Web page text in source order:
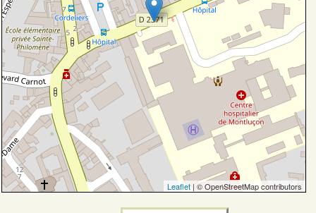
Leaflet | © OpenStreetMap contributors